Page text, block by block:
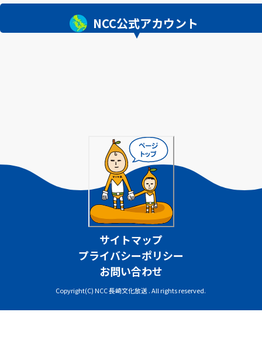
NCC公式アカウント
サイトマップ
プライバシーポリシー
お問い合わせ
Copyright(C) NCC 長崎文化放送 . All rights reserved.